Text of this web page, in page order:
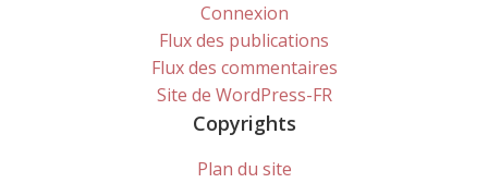
Connexion
Flux des publications
Flux des commentaires
Site de WordPress-FR
Copyrights
Plan du site